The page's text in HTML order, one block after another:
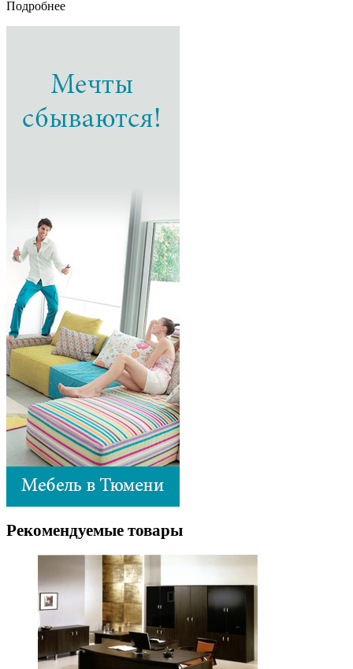
Подробнее
Рекомендуемые товары